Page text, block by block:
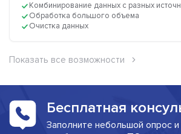
Комбинирование данных с разных
Обработка большого объема
Очистка данных
Показать все возможности
Бесплатная
Заполните небольшой опрос